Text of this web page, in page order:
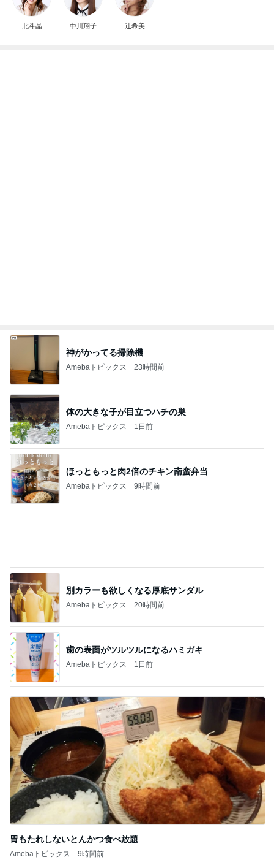
北斗晶 中川翔子 辻希美
神がかってる掃除機
Amebaトピックス 23時間前
体の大きな子が目立つハチの巣
Amebaトピックス 1日前
ほっともっと肉2倍のチキン南蛮弁当
Amebaトピックス 9時間前
別カラーも欲しくなる厚底サンダル
Amebaトピックス 20時間前
歯の表面がツルツルになるハミガキ
Amebaトピックス 1日前
胃もたれしないとんかつ食べ放題
Amebaトピックス 9時間前